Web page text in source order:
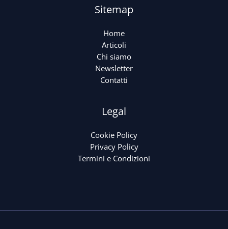
Sitemap
Home
Articoli
Chi siamo
Newsletter
Contatti
Legal
Cookie Policy
Privacy Policy
Termini e Condizioni